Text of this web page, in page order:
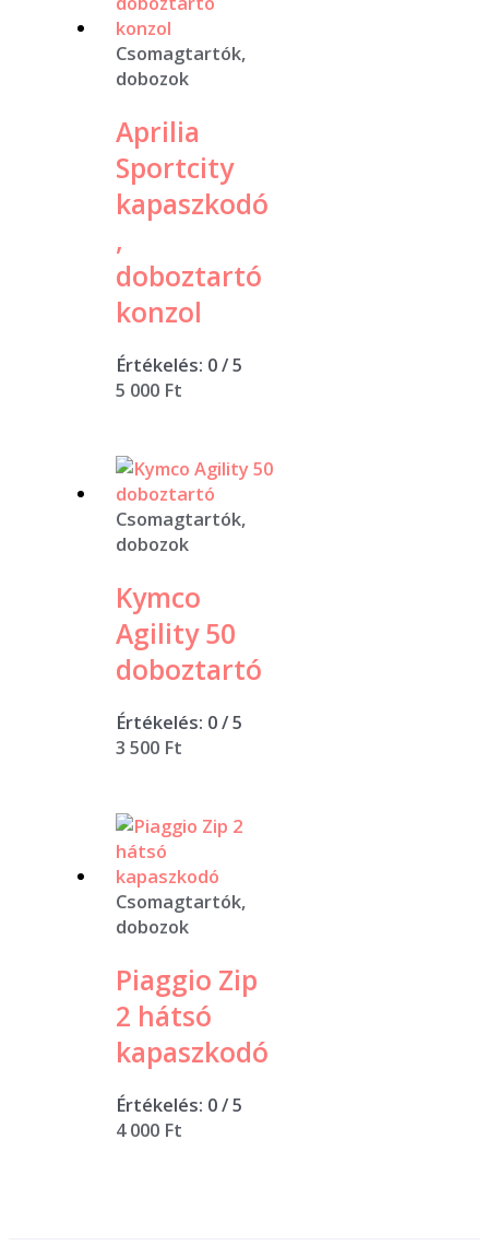
Csomagtartók,
dobozok
Aprilia
Sportcity
kapaszkodó
,
doboztartó
konzol
Értékelés: 0/ 5
5 000 Ft
Csomagtartók,
dobozok
Kymco
Agility 50
doboztartó
Értékelés: 0/ 5
3 500 Ft
Csomagtartók,
dobozok
Piaggio Zip
2 hátsó
kapaszkodó
Értékelés: 0/ 5
4 000 Ft